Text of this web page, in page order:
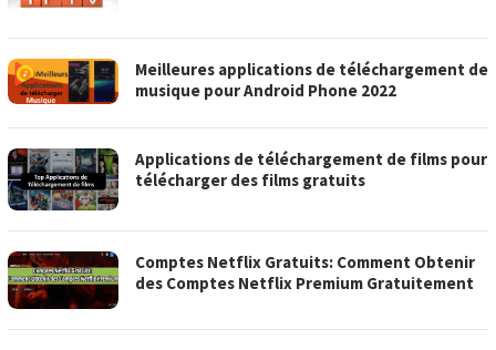
Meilleures applications de téléchargement de
musique pour Android Phone 2022
Applications de téléchargement de films pour
télécharger des films gratuits
Comptes Netflix Gratuits: Comment Obtenir
des Comptes Netflix Premium Gratuitement